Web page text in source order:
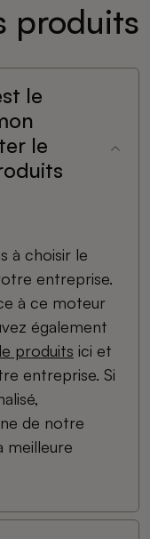
produits
le
le
à choisir le
entreprise.
à ce moteur
également
produits ici et
entreprise. Si
de notre
meilleure